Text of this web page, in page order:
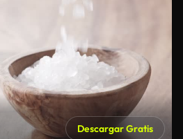
Descargar Gratis